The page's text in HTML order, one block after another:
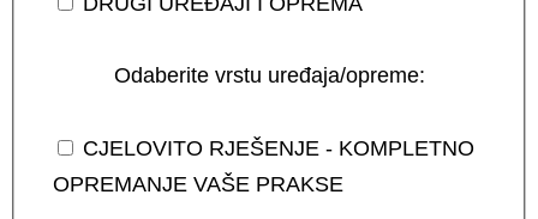
Odaberite vrstu uređaja/opreme:
CJELOVITO RJEŠENJE - KOMPLETNO
OPREMANJE VAŠE PRAKSE